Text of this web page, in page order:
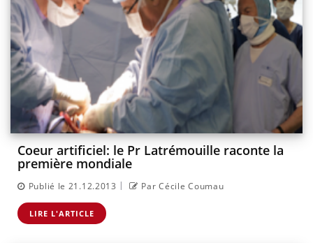
Coeur artificiel: le Pr Latrémouille raconte la
première mondiale
Publié le 21.12.2013 | Par Cécile Coumau
LIRE L'ARTICLE